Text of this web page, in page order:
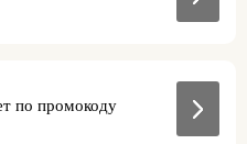
по промокоду